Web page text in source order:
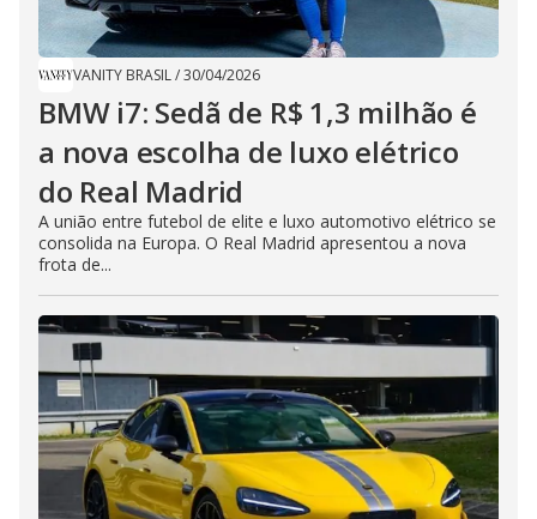
VANITY BRASIL/30/04/2026
BMW i7: Sedã de R$ 1,3 milhão é
a nova escolha de luxo elétrico
do Real Madrid
​A união entre futebol de elite e luxo automotivo elétrico se
consolida na Europa. O Real Madrid apresentou a nova
frota de...